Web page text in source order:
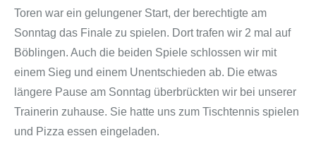
Toren war ein gelungener Start, der berechtigte am
Sonntag das Finale zu spielen. Dort trafen wir 2 mal auf
Böblingen. Auch die beiden Spiele schlossen wir mit
einem Sieg und einem Unentschieden ab. Die etwas
längere Pause am Sonntag überbrückten wir bei unserer
Trainerin zuhause. Sie hatte uns zum Tischtennis spielen
und Pizza essen eingeladen.